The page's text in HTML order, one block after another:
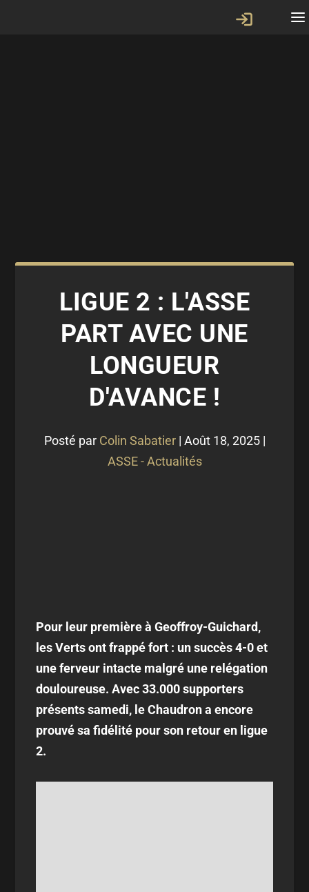
LIGUE 2 : L'ASSE
PART AVEC UNE
LONGUEUR
D'AVANCE !
Posté par Colin Sabatier| Août 18, 2025|
ASSE - Actualités
Pour leur première à Geoffroy-Guichard,
les Verts ont frappé fort : un succès 4-0 et
une ferveur intacte malgré une relégation
douloureuse. Avec 33.000 supporters
présents samedi, le Chaudron a encore
prouvé sa fidélité pour son retour en ligue
2.